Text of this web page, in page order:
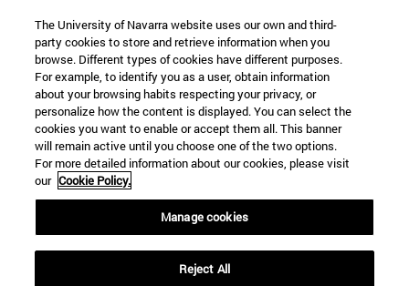
The University of Navarra website uses our own and third-
party cookies to store and retrieve information when you
browse. Different types of cookies have different purposes.
For example, to identify you as a user, obtain information
about your browsing habits respecting your privacy, or
personalize how the content is displayed. You can select the
cookies you want to enable or accept them all. This banner
will remain active until you choose one of the two options.
For more detailed information about our cookies, please visit
our Cookie Policy.
Manage cookies
Reject All